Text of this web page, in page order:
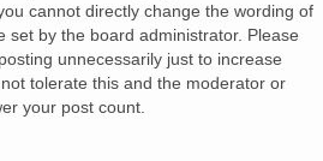
cannot directly change the wording of
set by the board administrator. Please
unnecessarily just to increase
tolerate this and the moderator or
your post count.